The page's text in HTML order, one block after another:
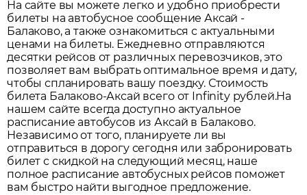
На сайте вы можете легко и удобно приобрести
билеты на автобусное сообщениеАксай -
Балаково, а также ознакомиться с актуальными
ценами на билеты. Ежедневно отправляются
десятки рейсов от различных перевозчиков, это
позволяет вам выбрать оптимальное время и дату,
чтобы спланировать вашу поездку. Стоимость
билета Балаково-Аксай всего от Infinity рублей.На
нашем сайте всегда доступно актуальное
расписание автобусов изАксай в Балаково.
Независимо от того, планируете ли вы
отправиться в дорогу сегодня или забронировать
билет с скидкой на следующий месяц, наше
полное расписание автобусных рейсов поможет
вам быстро найти выгодное предложение.